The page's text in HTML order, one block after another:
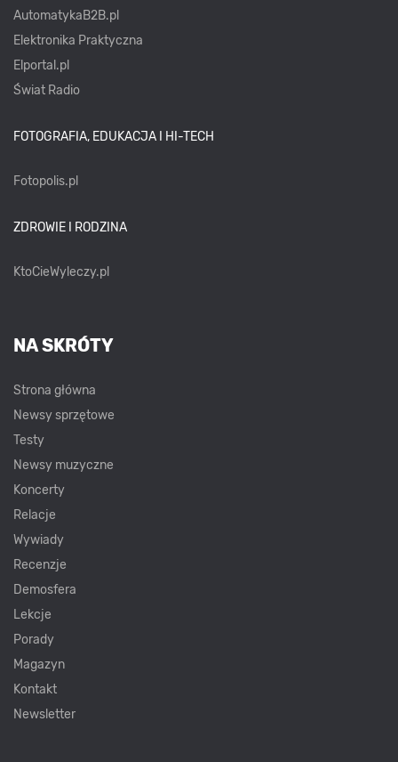
AutomatykaB2B.pl
Elektronika Praktyczna
Elportal.pl
Świat Radio
FOTOGRAFIA, EDUKACJA I HI-TECH
Fotopolis.pl
ZDROWIE I RODZINA
KtoCieWyleczy.pl
NA SKRÓTY
Strona główna
Newsy sprzętowe
Testy
Newsy muzyczne
Koncerty
Relacje
Wywiady
Recenzje
Demosfera
Lekcje
Porady
Magazyn
Kontakt
Newsletter